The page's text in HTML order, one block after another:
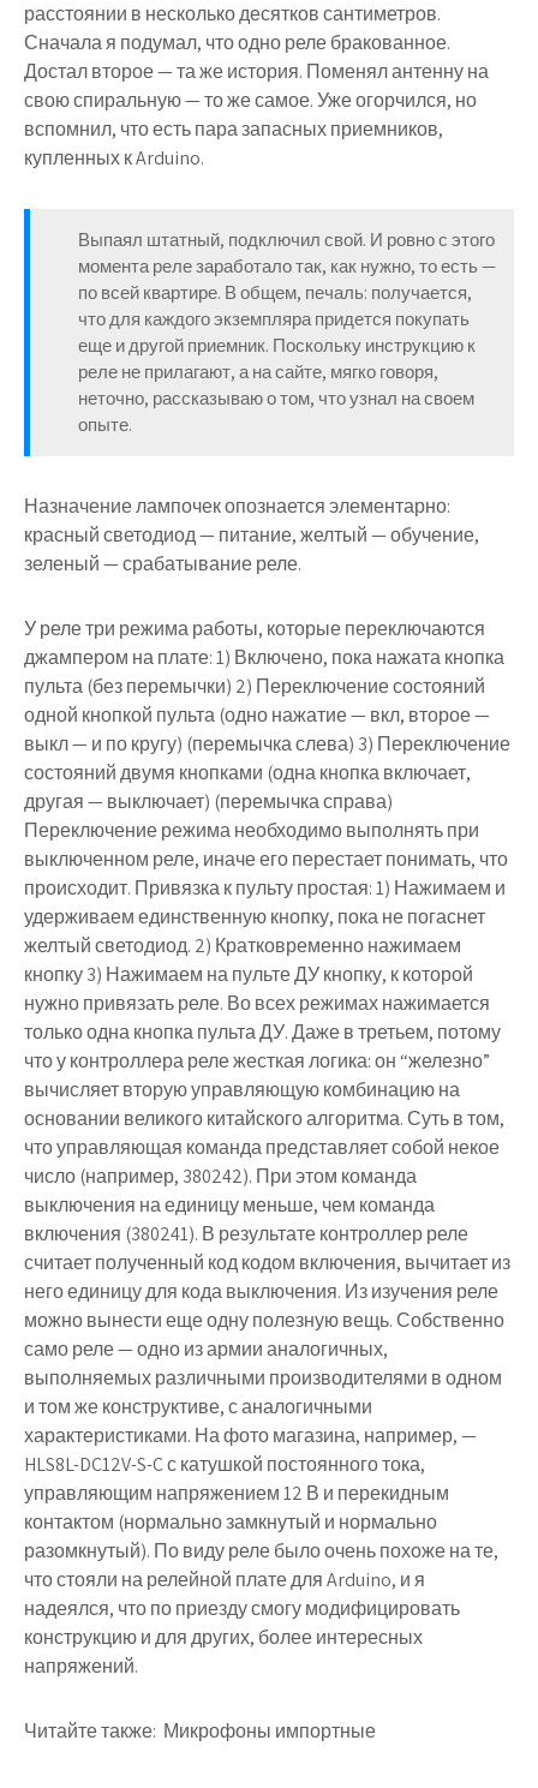
расстоянии в несколько десятков сантиметров.
Сначала я подумал, что одно реле бракованное.
Достал второе — та же история. Поменял антенну на
свою спиральную — то же самое. Уже огорчился, но
вспомнил, что есть пара запасных приемников,
купленных к Arduino.
Выпаял штатный, подключил свой. И ровно с этого
момента реле заработало так, как нужно, то есть —
по всей квартире. В общем, печаль: получается,
что для каждого экземпляра придется покупать
еще и другой приемник. Поскольку инструкцию к
реле не прилагают, а на сайте, мягко говоря,
неточно, рассказываю о том, что узнал на своем
опыте.
Назначение лампочек опознается элементарно:
красный светодиод — питание, желтый — обучение,
зеленый — срабатывание реле.
У реле три режима работы, которые переключаются
джампером на плате: 1) Включено, пока нажата кнопка
пульта (без перемычки) 2) Переключение состояний
одной кнопкой пульта (одно нажатие — вкл, второе —
выкл — и по кругу) (перемычка слева) 3) Переключение
состояний двумя кнопками (одна кнопка включает,
другая — выключает) (перемычка справа)
Переключение режима необходимо выполнять при
выключенном реле, иначе его перестает понимать, что
происходит. Привязка к пульту простая: 1) Нажимаем и
удерживаем единственную кнопку, пока не погаснет
желтый светодиод. 2) Кратковременно нажимаем
кнопку 3) Нажимаем на пульте ДУ кнопку, к которой
нужно привязать реле. Во всех режимах нажимается
только одна кнопка пульта ДУ. Даже в третьем, потому
что у контроллера реле жесткая логика: он “железно”
вычисляет вторую управляющую комбинацию на
основании великого китайского алгоритма. Суть в том,
что управляющая команда представляет собой некое
число (например, 380242). При этом команда
выключения на единицу меньше, чем команда
включения (380241). В результате контроллер реле
считает полученный код кодом включения, вычитает из
него единицу для кода выключения. Из изучения реле
можно вынести еще одну полезную вещь. Собственно
само реле — одно из армии аналогичных,
выполняемых различными производителями в одном
и том же конструктиве, с аналогичными
характеристиками. На фото магазина, например, —
HLS8L-DC12V-S-C с катушкой постоянного тока,
управляющим напряжением 12 В и перекидным
контактом (нормально замкнутый и нормально
разомкнутый). По виду реле было очень похоже на те,
что стояли на релейной плате для Arduino, и я
надеялся, что по приезду смогу модифицировать
конструкцию и для других, более интересных
напряжений.
Читайте также: Микрофоны импортные